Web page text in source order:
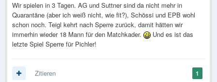
Wir spielen in 3 Tagen. AG und Suttner sind da nicht mehr in
Quarantäne (aber ich weiß nicht, wie fit?), Schössi und EPB wohl
schon noch. Teigl kehrt nach Sperre zurück, damit hätten wir
immerhin wieder 18 Mann für den Matchkader.
Und es ist das
letzte Spiel Sperre für Pichler!
1
Zitieren